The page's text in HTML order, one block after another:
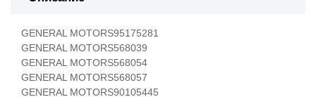
GENERAL MOTORS95175281
GENERAL MOTORS568039
GENERAL MOTORS568054
GENERAL MOTORS568057
GENERAL MOTORS90105445